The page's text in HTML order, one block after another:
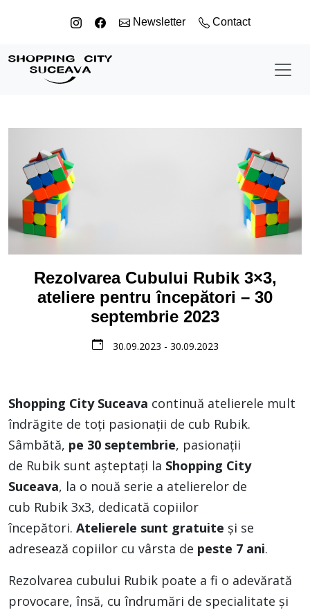
Newsletter
Contact
Rezolvarea Cubului Rubik 3×3,
ateliere pentru începători – 30
septembrie 2023
30.09.2023 - 30.09.2023
Shopping City Suceava continuă atelierele mult
îndrăgite de toți pasionații de cub Rubik.
Sâmbătă, pe 30 septembrie, pasionații
de Rubik sunt așteptați la Shopping City
Suceava, la o nouă serie a atelierelor de
cub Rubik 3x3, dedicată copiilor
începători. Atelierele sunt gratuite și se
adresează copiilor cu vârsta de peste 7 ani.
Rezolvarea cubului Rubik poate a fi o adevărată
provocare, însă, cu îndrumări de specialitate și